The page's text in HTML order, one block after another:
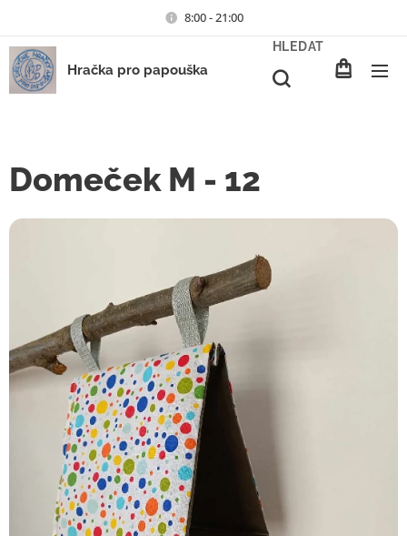
8:00 - 21:00
Hračka pro papouška
HLEDAT
Domeček M - 12